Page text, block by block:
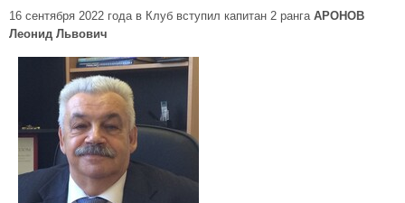
16 сентября 2022 года в Клуб вступил капитан 2 ранга АРОНОВ
Леонид Львович